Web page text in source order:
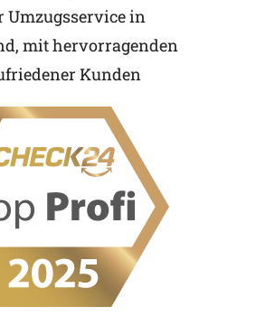
Umzugsservice in
mit hervorragenden
Kunden